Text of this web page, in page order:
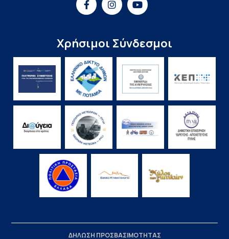
Χρήσιμοι Σύνδεσμοι
ΔΗΛΩΣΗ ΠΡΟΣΒΑΣΙΜΟΤΗΤΑΣ